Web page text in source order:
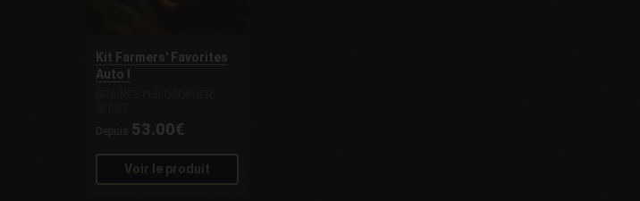
Kit Farmers' Favorites
Auto I
Depuis 53.00€
Voir le produit